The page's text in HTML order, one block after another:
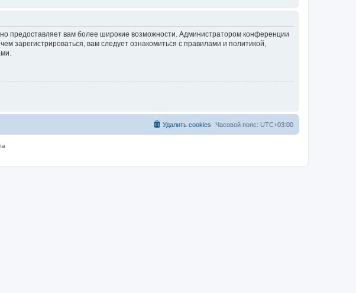
предоставляет вам более широкие возможности. Администратором конференции
зарегистрироваться, вам следует ознакомиться с правилами и политикой,
Часовой пояс: UTC+03:00
Удалить cookies